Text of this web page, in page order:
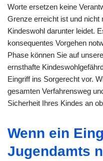
Worte ersetzen keine
Grenze erreicht ist und nicht
Kindeswohl darunter leidet.
konsequentes Vorgehen
Phase können Sie auf
ernsthafte
Eingriff ins Sorgerecht vor.
gesamten Verfahrensweg
Sicherheit Ihres Kindes an
Wenn ein
Jugendamts